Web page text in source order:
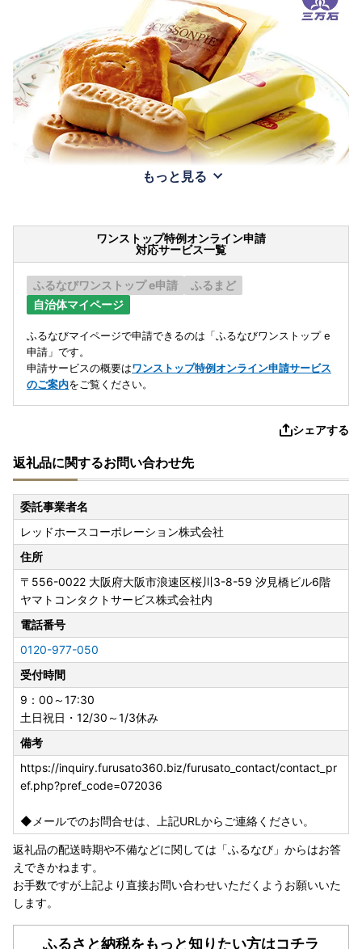
もっと見る
ワンストップ特例オンライン申請
対応サービス一覧
ふるなびワンストップ e申請
ふるまど
自治体マイページ
ふるなびマイページで申請できるのは「ふるなびワンストップ e
申請」です。
申請サービスの概要はワンストップ特例オンライン申請サービス
のご案内をご覧ください。
シェアする
返礼品に関するお問い合わせ先
委託事業者名
レッドホースコーポレーション株式会社
住所
〒556-0022 大阪府大阪市浪速区桜川3-8-59 汐見橋ビル6階
ヤマトコンタクトサービス株式会社内
電話番号
0120-977-050
受付時間
9：00～17:30
土日祝日・12/30～1/3休み
備考
https://inquiry.furusato360.biz/furusato_contact/contact_pr
ef.php?pref_code=072036
◆メールでのお問合せは、上記URLからご連絡ください。
返礼品の配送時期や不備などに関しては「ふるなび」からはお答
えできかねます。
お手数ですが上記より直接お問い合わせいただくようお願いいた
します。
ふるさと納税をもっと知りたい方はコチラ